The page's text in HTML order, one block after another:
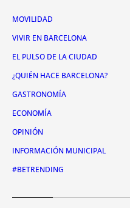
MOVILIDAD
VIVIR EN BARCELONA
EL PULSO DE LA CIUDAD
¿QUIÉN HACE BARCELONA?
GASTRONOMÍA
ECONOMÍA
OPINIÓN
INFORMACIÓN MUNICIPAL
#BETRENDING